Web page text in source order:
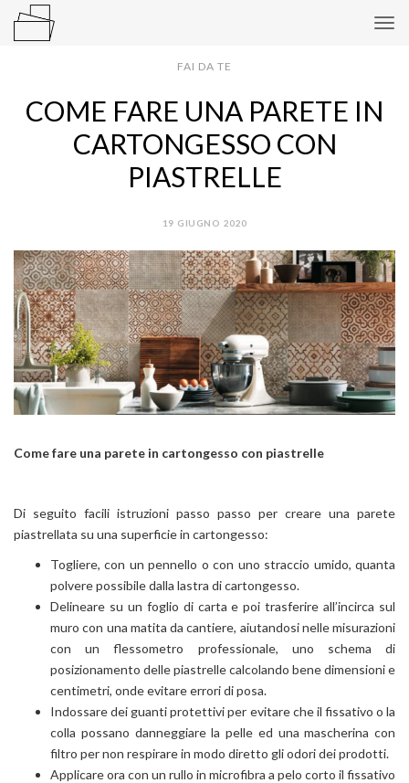
FAI DA TE
COME FARE UNA PARETE IN
CARTONGESSO CON
PIASTRELLE
19 GIUGNO 2020
Come fare una parete in cartongesso con piastrelle
Di seguito facili istruzioni passo passo per creare una parete
piastrellata su una superficie in cartongesso:
Togliere, con un pennello o con uno straccio umido, quanta
polvere possibile dalla lastra di cartongesso.
Delineare su un foglio di carta e poi trasferire all’incirca sul
muro con una matita da cantiere, aiutandosi nelle misurazioni
con un flessometro professionale, uno schema di
posizionamento delle piastrelle calcolando bene dimensioni e
centimetri, onde evitare errori di posa.
Indossare dei guanti protettivi per evitare che il fissativo o la
colla possano danneggiare la pelle ed una mascherina con
filtro per non respirare in modo diretto gli odori dei prodotti.
Applicare ora con un rullo in microfibra a pelo corto il fissativo